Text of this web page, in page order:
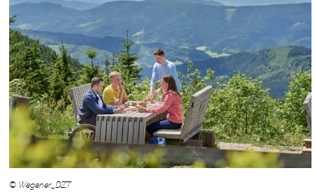
© Wegener_DZT